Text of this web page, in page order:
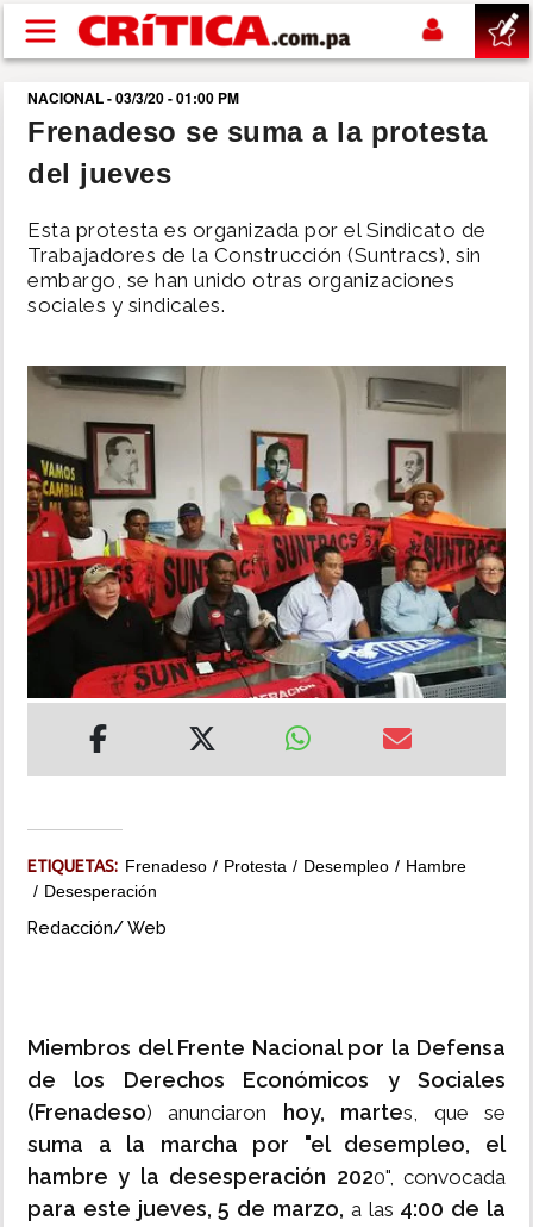
Pasar al contenido principal
buscar
SUCESOS
NACIONAL
POLÍTICA
SHOW
DEPORTES
MUNDO
INSÓLITAS
NACIONAL - 03/3/20 - 01:00 PM
Frenadeso se suma a la protesta
del jueves
Esta protesta es organizada por el Sindicato de
Trabajadores de la Construcción (Suntracs), sin
embargo, se han unido otras organizaciones
sociales y sindicales.
ETIQUETAS: Frenadeso Protesta Desempleo
Hambre
Desesperación
Redacción/ Web
Miembros del Frente Nacional por la Defensa
de los Derechos Económicos y Sociales
(Frenadeso) anunciaron hoy, martes, que se
suma a la marcha por "el desempleo, el
hambre y la desesperación 2020", convocada
para este jueves, 5 de marzo, a las 4:00 de la